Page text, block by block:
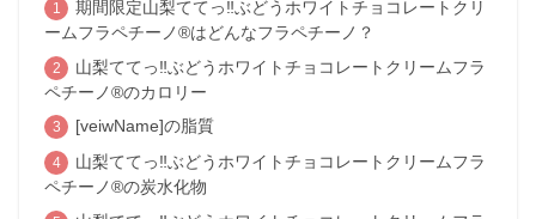
期間限定山梨ててっ‼ぶどうホワイトチョコレートクリ
ームフラペチーノ®はどんなフラペチーノ？
山梨ててっ‼ぶどうホワイトチョコレートクリームフラ
ペチーノ®のカロリー
[veiwName]の脂質
山梨ててっ‼ぶどうホワイトチョコレートクリームフラ
ペチーノ®の炭水化物